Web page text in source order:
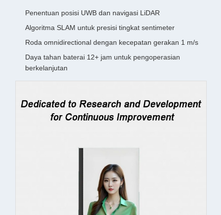
Penentuan posisi UWB dan navigasi LiDAR
Algoritma SLAM untuk presisi tingkat sentimeter
Roda omnidirectional dengan kecepatan gerakan 1 m/s
Daya tahan baterai 12+ jam untuk pengoperasian
berkelanjutan